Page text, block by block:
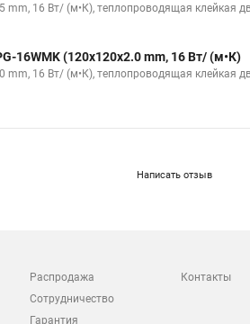
mm, 16 Вт/ (м•К), теплопроводящая клейкая
16WMK (120x120x2.0 mm, 16 Вт/ (м•К)
mm, 16 Вт/ (м•К), теплопроводящая клейкая
Написать отзыв
Распродажа
Сотрудничество
Гарантия
Контакты